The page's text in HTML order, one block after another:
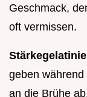
Geschmack,
oft vermissen.
geben
an die Brühe